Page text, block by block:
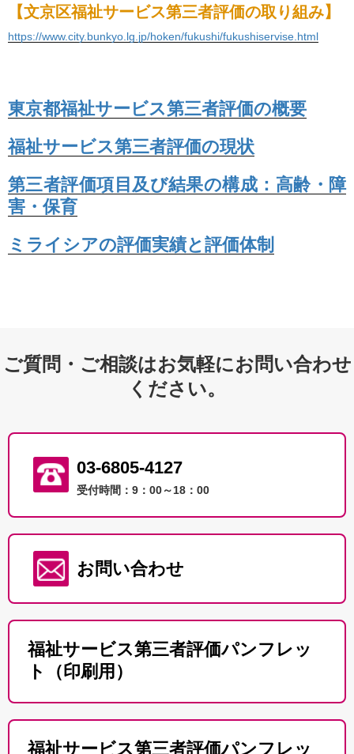
【文京区福祉サービス第三者評価の取り組み】
https://www.city.bunkyo.lg.jp/hoken/fukushi/fukushiservise.html
東京都福祉サービス第三者評価の概要
福祉サービス第三者評価の現状
第三者評価項目及び結果の構成：高齢・障
害・保育
ミライシアの評価実績と評価体制
ご質問・ご相談はお気軽にお問い合わせ
ください。
03-6805-4127
受付時間：9：00～18：00
お問い合わせ
福祉サービス第三者評価パンフレッ
ト（印刷用）
福祉サービス第三者評価パンフレッ